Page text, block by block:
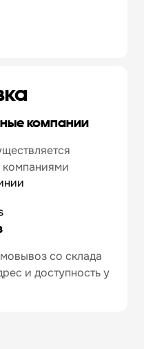
компании
компаниями
со склада
и доступность у